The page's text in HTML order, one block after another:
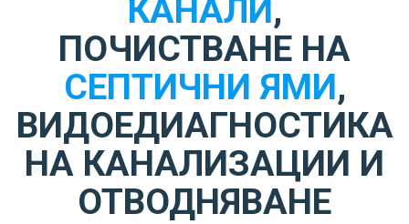
КАНАЛИ,
ПОЧИСТВАНЕ НА
СЕПТИЧНИ ЯМИ,
ВИДОЕДИАГНОСТИКА
НА КАНАЛИЗАЦИИ И
ОТВОДНЯВАНЕ